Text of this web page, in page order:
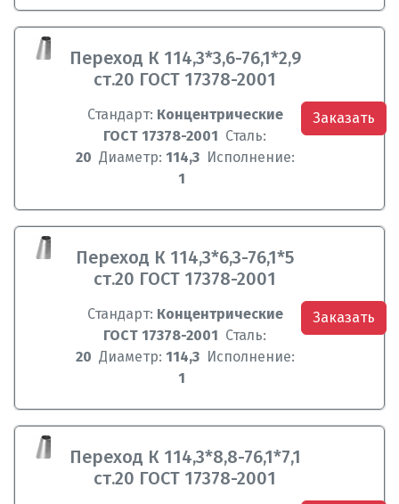
Переход К 114,3*3,6-76,1*2,9
ст.20 ГОСТ 17378-2001
Стандарт: Концентрические
ГОСТ 17378-2001 Сталь:
20 Диаметр: 114,3 Исполнение:
1
Заказать
Переход К 114,3*6,3-76,1*5
ст.20 ГОСТ 17378-2001
Стандарт: Концентрические
ГОСТ 17378-2001 Сталь:
20 Диаметр: 114,3 Исполнение:
1
Заказать
Переход К 114,3*8,8-76,1*7,1
ст.20 ГОСТ 17378-2001